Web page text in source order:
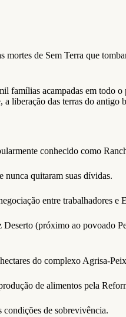
de Sem Terra que
famílias acampadas em todo
liberação das terras do antigo
conhecido como
nunca quitaram suas dívidas.
entre trabalhadores e
Deserto (próximo ao povoado
do complexo Agrisa-
de alimentos pela
condições de sobrevivência.